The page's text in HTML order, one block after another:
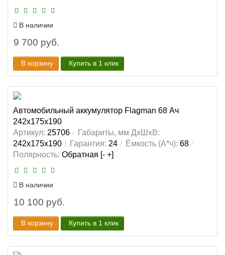
В наличии
9 700 руб.
В корзину Купить в 1 клик
Автомобильный аккумулятор Flagman 68 Ач
242x175x190
Артикул: 25706
Габариты, мм ДхШхВ:
242x175x190
Гарантия: 24 Ёмкость (А*ч): 68
Полярность: Обратная [- +]
В наличии
10 100 руб.
В корзину Купить в 1 клик